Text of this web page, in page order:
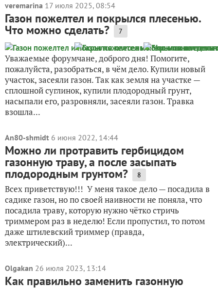
veremarina 17 июля 2025, 08:54
Газон пожелтел и покрылся плесенью.
Что можно сделать? 7
Уважаемые форумчане, доброго дня! Помогите,
пожалуйста, разобраться, в чём дело. Купили новый
участок, засеяли газон. Так как земля на участке —
сплошной суглинок, купили плодородный грунт,
насыпали его, разровняли, засеяли газон. Травка
взошла...
An80-shmidt 6 июня 2022, 14:44
Можно ли протравить гербицидом
газонную траву, а после засыпать
плодородным грунтом? 8
Всех приветствую!!! У меня такое дело — посадила в
садике газон, но по своей наивности не поняла, что
посадила траву, которую нужно чётко стричь
триммером раз в неделю! Если пропустил, то потом
даже штилевский триммер (правда,
электрический)...
Olgakan 26 июля 2023, 13:14
Как правильно заменить газонную